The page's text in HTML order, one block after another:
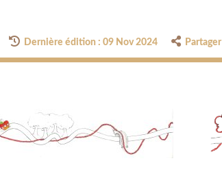
Dernière édition : 09 Nov 2024 Partager